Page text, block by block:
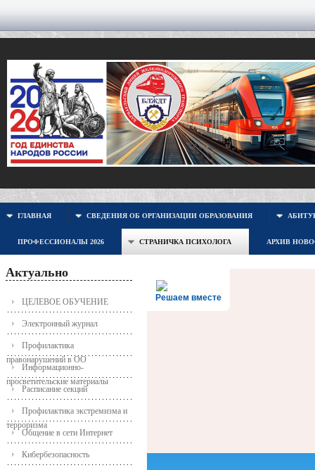
ГЛАВНАЯ СВЕДЕНИЯ ОБ ОРГАНИЗАЦИИ ОБРАЗОВАНИЯ
ПРОФЕССИОНАЛЫ 2026 СТРАНИЧКА ПСИХОЛОГА АРХИВ
Актуально
ЦЕЛЕВОЕ ОБУЧЕНИЕ
Электронный журнал
Профилактика
правонарушений в ОО
Информационно-
просветительские материалы
Расписание секций
Профилактика экстремизма и
терроризма
Общение в сети Интернет
Кибербезопасность
Решаем вместе